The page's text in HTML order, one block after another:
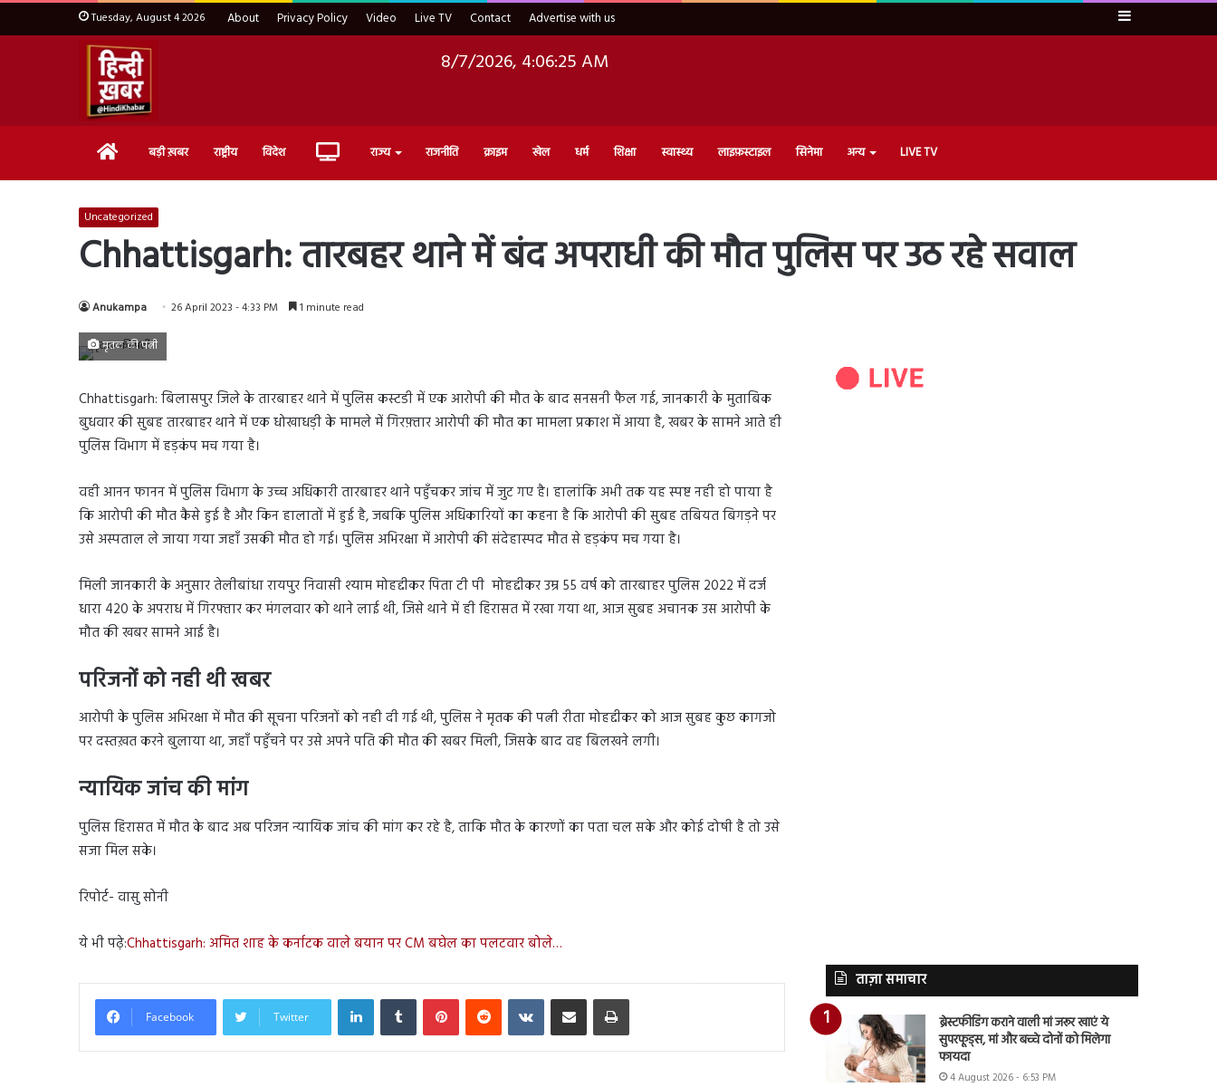
Tuesday, August 4 2026 About Privacy Policy Video Live TV Contact Advertise with us Sidebar
8/7/2026, 4:06:26 AM
Home बड़ी ख़बर राष्ट्रीय विदेश Live राज्य राजनीति क्राइम खेल धर्म शिक्षा स्वास्थ्य लाइफ़स्टाइल सिनेमा अन्य LIVE TV
Uncategorized
Chhattisgarh: तारबहर थाने में बंद अपराधी की मौत पुलिस पर उठ रहे सवाल
Anukampa 26 April 2023 - 4:33 PM 1 minute read
मृतक की पत्नी
Chhattisgarh: बिलासपुर जिले के तारबाहर थाने में पुलिस कस्टडी में एक आरोपी की मौत के बाद सनसनी फैल गई, जानकारी के मुताबिक
बुधवार की सुबह तारबाहर थाने में एक धोखाधड़ी के मामले में गिरफ़्तार आरोपी की मौत का मामला प्रकाश में आया है, खबर के सामने आते ही
पुलिस विभाग में हड़कंप मच गया है।
वही आनन फानन में पुलिस विभाग के उच्च अधिकारी तारबाहर थाने पहुँचकर जांच में जुट गए है। हालांकि अभी तक यह स्पष्ट नही हो पाया है
कि आरोपी की मौत कैसे हुई है और किन हालातों में हुई है, जबकि पुलिस अधिकारियों का कहना है कि आरोपी की सुबह तबियत बिगड़ने पर
उसे अस्पताल ले जाया गया जहाँ उसकी मौत हो गई। पुलिस अभिरक्षा में आरोपी की संदेहास्पद मौत से हड़कंप मच गया है।
मिली जानकारी के अनुसार तेलीबांधा रायपुर निवासी श्याम मोहद्दीकर पिता टी पी मोहद्दीकर उम्र 55 वर्ष को तारबाहर पुलिस 2022 में दर्ज
धारा 420 के अपराध में गिरफ्तार कर मंगलवार को थाने लाई थी, जिसे थाने में ही हिरासत में रखा गया था, आज सुबह अचानक उस आरोपी के
मौत की खबर सामने आई है।
परिजनों को नही थी खबर
आरोपी के पुलिस अभिरक्षा में मौत की सूचना परिजनों को नही दी गई थी, पुलिस ने मृतक की पत्नी रीता मोहद्दीकर को आज सुबह कुछ कागजो
पर दस्तख़त करने बुलाया था, जहाँ पहुँचने पर उसे अपने पति की मौत की खबर मिली, जिसके बाद वह बिलखने लगी।
न्यायिक जांच की मांग
पुलिस हिरासत में मौत के बाद अब परिजन न्यायिक जांच की मांग कर रहे है, ताकि मौत के कारणों का पता चल सके और कोई दोषी है तो उसे
सजा मिल सके।
रिपोर्ट- वासु सोनी
ये भी पढ़े:Chhattisgarh: अमित शाह के कर्नाटक वाले बयान पर CM बघेल का पलटवार बोले…
Facebook Twitter
LinkedInTumblr PinterestReddit VKontakteShare via Email Print
ताज़ा समाचार
ब्रेस्टफीडिंग कराने वाली मां जरूर खाएं ये
सुपरफूड्स, मां और बच्चे दोनों को मिलेगा
फायदा
4 August 2026 - 6:53 PM